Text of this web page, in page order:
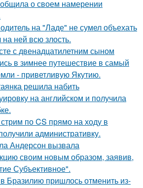
о своем намерении
на "Ладе" не сумел объехать
ней всю злость.
с двенадцатилетним сыном
в зимнее путешествие в самый
- приветливую Якутию.
решила набить
на английском и получила
по CS прямо на ходу в
административку.
Андерсон вызвала
своим новым образом, заявив,
Субъективное".
Бразилию пришлось отменить из-